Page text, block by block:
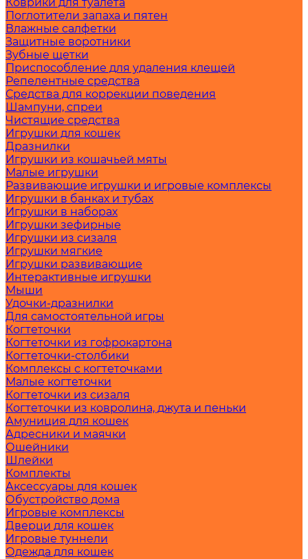
Поглотители запаха и пятен
Влажные салфетки
Защитные воротники
Зубные щетки
Приспособление для удаления клещей
Репелентные средства
Средства для коррекции поведения
Шампуни, спреи
Чистящие средства
Игрушки для кошек
Дразнилки
Игрушки из кошачьей мяты
Малые игрушки
Развивающие игрушки и игровые комплексы
Игрушки в банках и тубах
Игрушки в наборах
Игрушки зефирные
Игрушки из сизаля
Игрушки мягкие
Игрушки развивающие
Интерактивные игрушки
Мыши
Удочки-дразнилки
Для самостоятельной игры
Когтеточки
Когтеточки из гофрокартона
Когтеточки-столбики
Комплексы с когтеточками
Малые когтеточки
Когтеточки из сизаля
Когтеточки из ковролина, джута и пеньки
Амуниция для кошек
Адресники и маячки
Ошейники
Шлейки
Комплекты
Аксессуары для кошек
Обустройство дома
Игровые комплексы
Дверци для кошек
Игровые туннели
Одежда для кошек